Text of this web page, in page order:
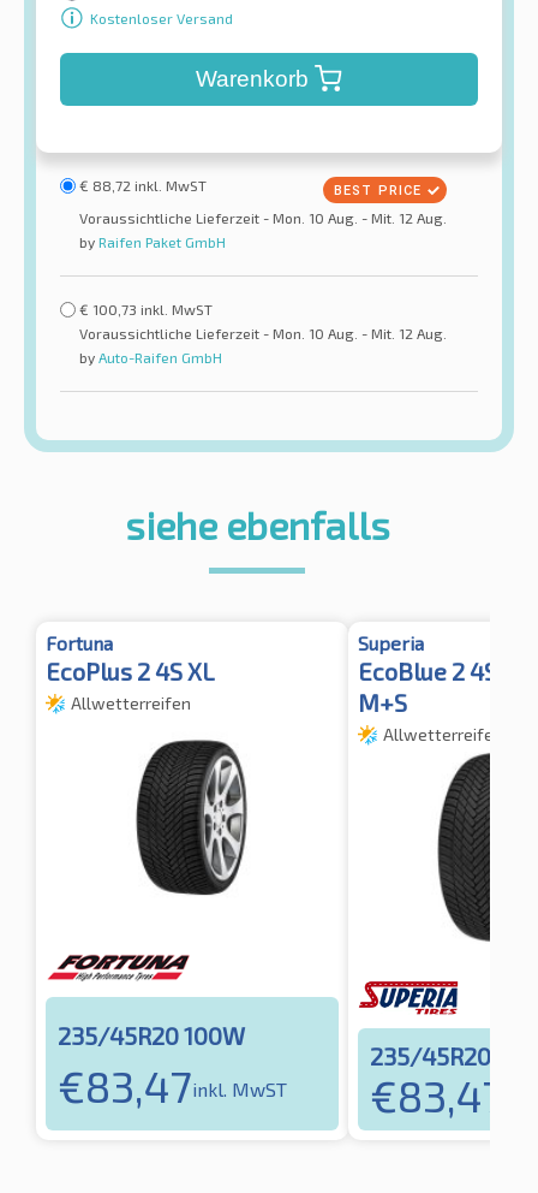
Kostenloser Versand
Warenkorb
€ 88,72 inkl. MwST
Voraussichtliche Lieferzeit - Mon. 10 Aug. - Mit. 12 Aug.
by Raifen Paket GmbH
€ 100,73 inkl. MwST
Voraussichtliche Lieferzeit - Mon. 10 Aug. - Mit. 12 Aug.
by Auto-Raifen GmbH
siehe ebenfalls
Fortuna
EcoPlus 2 4S XL
Allwetterreifen
235/45R20 100W
€83,47inkl. MwST
Superia
EcoBlue 2 4S XL
M+S
Allwetterreifen
235/45R20
€83,47